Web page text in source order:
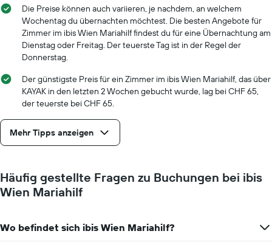
Achse,
die
die
Anzahl
der
vor
dem
Aufenthalt
Das
Diagramm
hat
Achse,
die
Zimmerpreis
anzeigt
Die Preise können auch variieren, je nachdem, an welchem
Wochentag du übernachten möchtest. Die besten Angebote für
Zimmer im ibis Wien Mariahilf findest du für eine Übernachtung am
Dienstag oder Freitag. Der teuerste Tag ist in der Regel der
Donnerstag.
Der günstigste Preis für ein Zimmer im ibis Wien Mariahilf, das über
KAYAK in den letzten 2 Wochen gebucht wurde, lag bei CHF 65,
der teuerste bei CHF 65.
Mehr Tipps anzeigen
Häufig gestellte Fragen zu Buchungen bei ibis
Wien Mariahilf
Wo befindet sich ibis Wien Mariahilf?